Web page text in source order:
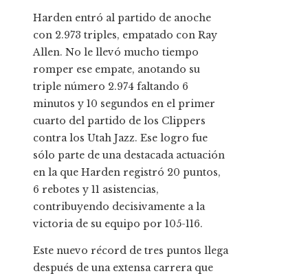
Harden entró al partido de anoche
con 2.973 triples, empatado con Ray
Allen. No le llevó mucho tiempo
romper ese empate, anotando su
triple número 2.974 faltando 6
minutos y 10 segundos en el primer
cuarto del partido de los Clippers
contra los Utah Jazz. Ese logro fue
sólo parte de una destacada actuación
en la que Harden registró 20 puntos,
6 rebotes y 11 asistencias,
contribuyendo decisivamente a la
victoria de su equipo por 105-116.
Este nuevo récord de tres puntos llega
después de una extensa carrera que